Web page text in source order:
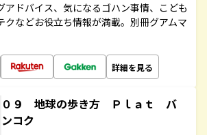
アドバイス、気になるゴハン事情、こども
クなどお役立ち情報が満載。別冊グアムマ
詳細を見る
０９ 地球の歩き方 Ｐｌａｔ バ
ンコク